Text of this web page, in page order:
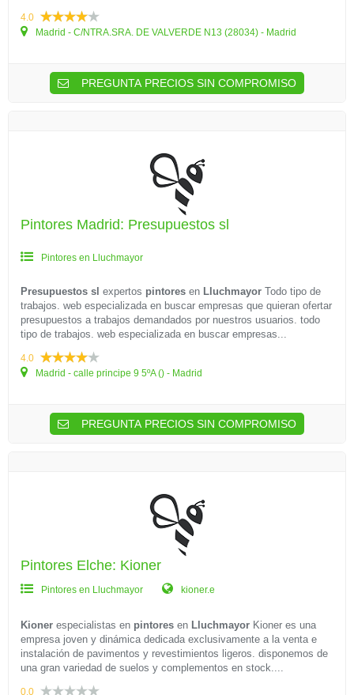
4.0
Madrid - C/NTRA.SRA. DE VALVERDE N13 (28034) - Madrid
PREGUNTA PRECIOS SIN COMPROMISO
Pintores Madrid: Presupuestos sl
Pintores en Lluchmayor
Presupuestos sl expertos pintores en Lluchmayor Todo tipo de
trabajos. web especializada en buscar empresas que quieran ofertar
presupuestos a trabajos demandados por nuestros usuarios. todo
tipo de trabajos. web especializada en buscar empresas...
4.0
Madrid - calle principe 9 5ºA () - Madrid
PREGUNTA PRECIOS SIN COMPROMISO
Pintores Elche: Kioner
Pintores en Lluchmayor kioner.e
Kioner especialistas en pintores en Lluchmayor Kioner es una
empresa joven y dinámica dedicada exclusivamente a la venta e
instalación de pavimentos y revestimientos ligeros. disponemos de
una gran variedad de suelos y complementos en stock....
0.0